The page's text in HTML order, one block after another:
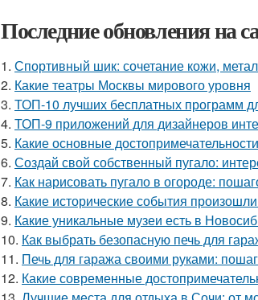
Последние обновления на
1. Спортивный шик: сочетание кожи,
2. Какие театры Москвы мирового уровня
3. ТОП-10 лучших бесплатных программ
4. ТОП-9 приложений для дизайнеров
5. Какие основные
6. Создай свой собственный пугало:
7. Как нарисовать пугало в огороде:
8. Какие исторические события
9. Какие уникальные музеи есть в
10. Как выбрать безопасную печь для
11. Печь для гаража своими руками:
12. Какие современные